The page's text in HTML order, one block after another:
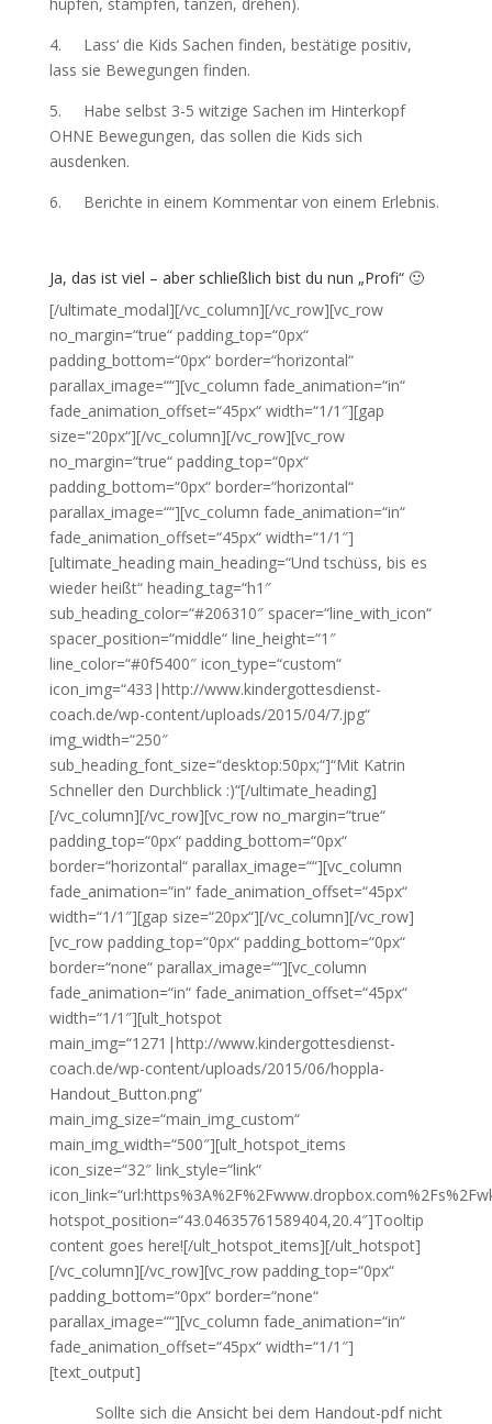
4. Lass‘ die Kids Sachen finden, bestätige positiv,
lass sie Bewegungen finden.
5. Habe selbst 3-5 witzige Sachen im Hinterkopf
OHNE Bewegungen, das sollen die Kids sich
ausdenken.
6. Berichte in einem Kommentar von einem Erlebnis.
Ja, das ist viel – aber schließlich bist du nun „Profi“ 🙂
[/ultimate_modal][/vc_column][/vc_row][vc_row
no_margin=“true“ padding_top=“0px“
padding_bottom=“0px“ border=“horizontal“
parallax_image=““][vc_column fade_animation=“in“
fade_animation_offset=“45px“ width=“1/1″][gap
size=“20px“][/vc_column][/vc_row][vc_row
no_margin=“true“ padding_top=“0px“
padding_bottom=“0px“ border=“horizontal“
parallax_image=““][vc_column fade_animation=“in“
fade_animation_offset=“45px“ width=“1/1″]
[ultimate_heading main_heading=“Und tschüss, bis es
wieder heißt“ heading_tag=“h1″
sub_heading_color=“#206310″ spacer=“line_with_icon“
spacer_position=“middle“ line_height=“1″
line_color=“#0f5400″ icon_type=“custom“
icon_img=“433|http://www.kindergottesdienst-
coach.de/wp-content/uploads/2015/04/7.jpg“
img_width=“250″
sub_heading_font_size=“desktop:50px;“]“Mit Katrin
Schneller den Durchblick :)“[/ultimate_heading]
[/vc_column][/vc_row][vc_row no_margin=“true“
padding_top=“0px“ padding_bottom=“0px“
border=“horizontal“ parallax_image=““][vc_column
fade_animation=“in“ fade_animation_offset=“45px“
width=“1/1″][gap size=“20px“][/vc_column][/vc_row]
[vc_row padding_top=“0px“ padding_bottom=“0px“
border=“none“ parallax_image=““][vc_column
fade_animation=“in“ fade_animation_offset=“45px“
width=“1/1″][ult_hotspot
main_img=“1271|http://www.kindergottesdienst-
coach.de/wp-content/uploads/2015/06/hoppla-
Handout_Button.png“
main_img_size=“main_img_custom“
main_img_width=“500″][ult_hotspot_items
icon_size=“32″ link_style=“link“
hotspot_position=“43.04635761589404,20.4″]Tooltip
content goes here![/ult_hotspot_items][/ult_hotspot]
[/vc_column][/vc_row][vc_row padding_top=“0px“
padding_bottom=“0px“ border=“none“
parallax_image=““][vc_column fade_animation=“in“
fade_animation_offset=“45px“ width=“1/1″]
[text_output]
Sollte sich die Ansicht bei dem Handout-pdf nicht